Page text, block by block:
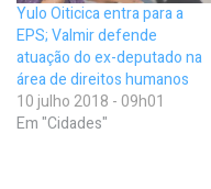
Yulo Oiticica entra para a
EPS; Valmir defende
atuação do ex-deputado na
área de direitos humanos
10 julho 2018 - 09h01
Em "Cidades"